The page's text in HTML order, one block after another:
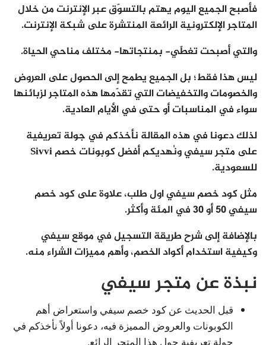
فأصبح الجميع اليوم يهتم بالتسوّق عبر الإنترنت من خلال
المتاجر الإلكترونية الرائعة المنتشرة على شبكة الإنترنت.
والتي أصبحت تغطّي- بمنتجاتها- مختلف مناحي الحياة.
ليس هذا فقط؛ بل الجميع يطمح إلى الحصول على العروض
والخصومات والتخفيضات التي تقدّمها هذه المتاجر لزبائنها
سواء في المناسبات أو حتى في الأيام العادية.
لذلك دعونا في هذه المقالة نأخذكم في جولة تعريفية
على متجر سيفيونُهديكم أفضل
كوبونات خصم Sivvi
للسعودية.
مثل كود خصم سيفي اول طلب، علاوة على كود خصم
سيفي 50 أو 30 في المئة وأكثر.
بالإضافة إلى شرحطريقة التسجيل في موقع سيفي
وكيفية استخدام أكواد الخصم، وأهم مميزات الشراء منه.
نبذة عن متجر سيفي
قبل الحديث عن كود خصم سيفي واستعراض أهم
الكوبونات والعروض المميزة فيه، دعونا أولاً نأخذكم في
جولة تعريفية حول هذا المتجر الرائع.